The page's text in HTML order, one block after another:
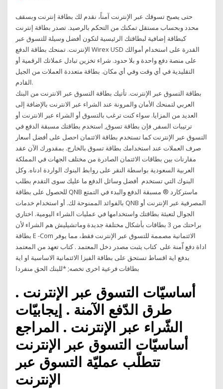
حتى يصبح تسوقك عبر الإنترنت آمناً، نقدم لك بطاقة إنترنت وبسقف
محدد وبحساب مستقل تمكنك من التحكم بالرصيد. تصدر بطاقة إنترنت
كبطاقة إضافية لبطاقتك الرئيسية لتكون أفضل وسيلة للتسوق عبر
الإنترنت. تمنحك بطاقة الدفع Wirex USD القدرة على استخدام أموالك
على منصة دفع واحدة و بلا حدود. شراء تخزين تبادل عملاتك الرقمية أو
التقليدية في أي وقت وفي أي مكان. بطاقة متعددة العملات من الجيل
القادم.
بطاقة التسوق عبر الإنترنت. تأتيك بطاقة التسوق عبر الانترنت من البنك
العربي لتمنحك الأمان والمرونة عند الشراء عبر الانترنت بالإضافة إلى
العديد من المزايا. سواء كنت ترغب بالتسوق أو الشراء عبر الانترنت أو
ترتيبات السفر, فإن بطاقة تسوق, استخدم بطاقتك مسبقة الدفع في
التسوق عبر الإنترنت كما تستخدم بطاقة الائتمان احصل على أفضل أسعار
صرف العملات عند استخدامك بطاقة تسوق بالخارج. بمقدورك الآن عقد
مقارنات بين بطاقات الائتمان الصادرة من مختلف الجهات في المملكة
العربية السعودية بواسطة النقر على روابط البنوك الواردة ادناه. وكل
البنوك التي تستخدم أفضل وسائل الدفع ما عليك سوى التقدم بطلب
للحصول على بطاقة QNB ماستركارد ® مسبقة الدفع والبدء في التمتع
بالفوائد الممنوحة لك. أو استخدام خدمات QNB المصرفية عبر الإنترنت أو
الجوال لتعبئة بطاقتك واستخدامها في عمليات الشراء اليومية. اختاري
براحتك من 3 بطاقات بأشكال مختلفة جديدة وماتشيليش هم الشراء لأن
بطاقة E -Com الائتمانية مصممة للتسوق عبر الإنترنت فقط، مما يوفر
اداة دفع اّمنة على كتاب يثبت مصدر دخل المعتمد . كتاب تعهد من المعتمد
بدفع اية اقساط تستحق على بطاقة الفيزا الائتمانية الاساسية او اية
أساسيّات التسوق عبر الإنترنت .
طرق الدّفع الآمنة . إيجابيّات
الشّراء عبر الإنترنت . المراجع
أساسيّات التسوق عبر الإنترنت
تتطلّب عمليّة التسوق عبر
الإنترنت